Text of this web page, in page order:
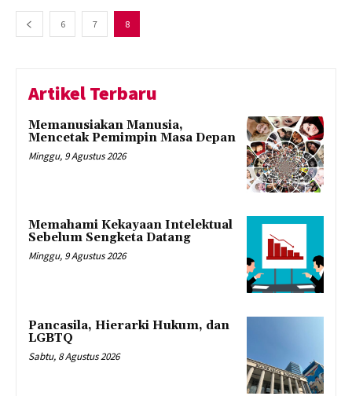
6 7 8
Artikel Terbaru
Memanusiakan Manusia,
Mencetak Pemimpin Masa Depan
Minggu, 9 Agustus 2026
Memahami Kekayaan Intelektual
Sebelum Sengketa Datang
Minggu, 9 Agustus 2026
Pancasila, Hierarki Hukum, dan
LGBTQ
Sabtu, 8 Agustus 2026